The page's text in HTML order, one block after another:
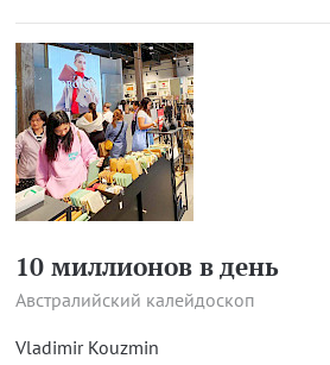
10 миллионов в день
Австралийский калейдоскоп
Vladimir Kouzmin